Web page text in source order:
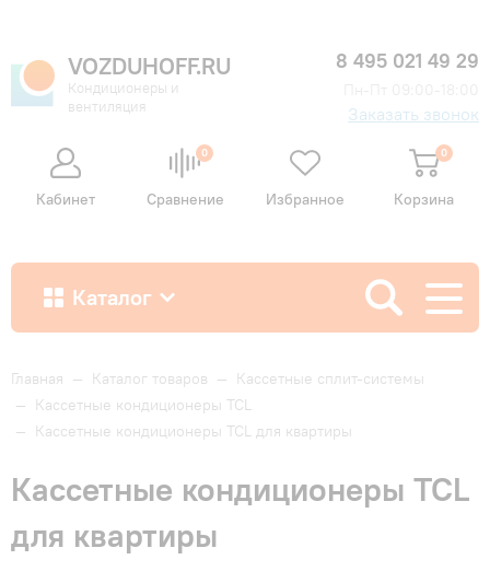
VOZDUHOFF.RU
Кондиционеры и
вентиляция
8 495 021 49 29
Заказать звонок
Кабинет
0
Сравнение Избранное
0
Корзина
Каталог
Как купить
Доставка и оплата
Гарантия и сервис
Главная — Каталог товаров — Кассетные сплит-системы
— Кассетные кондиционеры TCL
— Кассетные кондиционеры TCL для квартиры
Кассетные кондиционеры TCL
для квартиры